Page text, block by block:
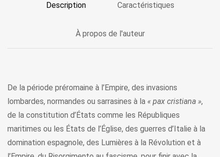
Description Caractéristiques
À propos de l'auteur
De la période préromaine à l’Empire, des invasions
lombardes, normandes ou sarrasines à la « pax cristiana »,
de la constitution d’États comme les Républiques
maritimes ou les États de l’Église, des guerres d’Italie à la
domination espagnole, des Lumières à la Révolution et à